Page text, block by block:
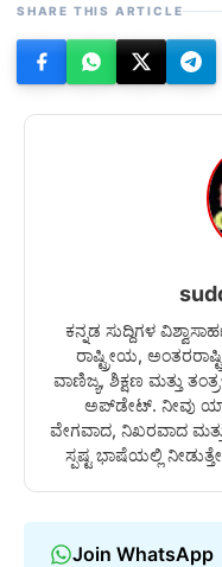
SHARE THIS ARTICLE
ಕನ್ನಡ ಸುದ್ದಿಗಳ
ರಾಷ್ಟ್ರೀಯ,
ವಾಣಿಜ್ಯ, ಶಿಕ್ಷಣ ಮತ್ತು
ಅಪ್‌ಡೇಟ್. ನೀವು
ವೇಗವಾದ, ನಿಖರವಾದ ಮತ್ತು
ಸ್ಪಷ್ಟ ಭಾಷೆಯಲ್ಲಿ
Join WhatsApp